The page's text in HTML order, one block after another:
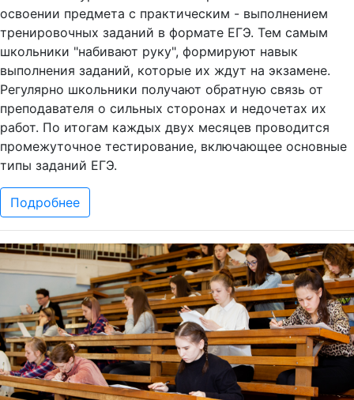
освоении предмета с практическим - выполнением
тренировочных заданий в формате ЕГЭ. Тем самым
школьники "набивают руку", формируют навык
выполнения заданий, которые их ждут на экзамене.
Регулярно школьники получают обратную связь от
преподавателя о сильных сторонах и недочетах их
работ. По итогам каждых двух месяцев проводится
промежуточное тестирование, включающее основные
типы заданий ЕГЭ.
Подробнее